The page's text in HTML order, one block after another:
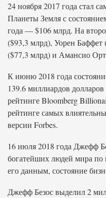
24 ноября 2017 года стал
Планеты Земля с
года — $106 млрд. На
($93,3 млрд), Уорен
($77,3 млрд) и Амансио
К июню 2018 года
139.6 миллиардов
рейтинге Bloomberg
рейтинге самых
версии Forbes.
16 июля 2018 года Джефф
богатейших людей мира по
его данным, состояние
Джефф Безос выделил 2